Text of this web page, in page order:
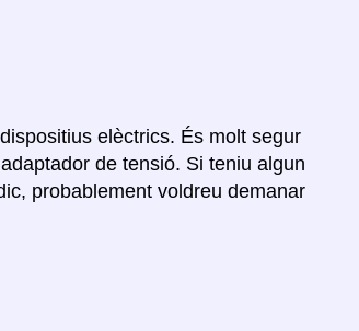
elèctrics. És molt segur
de tensió. Si teniu algun
probablement voldreu demanar